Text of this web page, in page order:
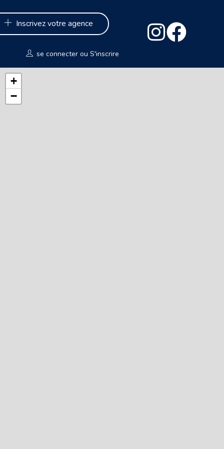
Inscrivez votre agence
se connecter ou S'inscrire
+
−